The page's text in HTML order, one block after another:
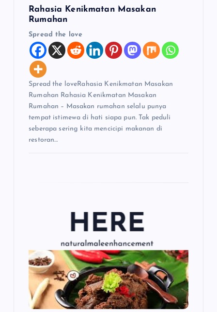
Rahasia Kenikmatan Masakan
Rumahan
Spread the love
Spread the loveRahasia Kenikmatan Masakan
Rumahan Rahasia Kenikmatan Masakan
Rumahan – Masakan rumahan selalu punya
tempat istimewa di hati siapa pun. Tak peduli
seberapa sering kita mencicipi makanan di
restoran…